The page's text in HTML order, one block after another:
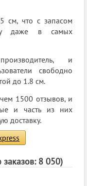
см, что с запасом
даже в самых
и
свободно
до 1.8 см.
1500 отзывов, и
и часть из них
доставку.
заказов: 8 050)